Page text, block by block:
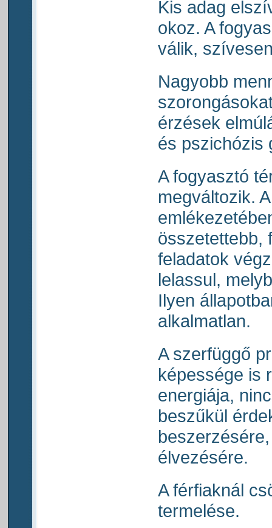
Kis adag
okoz. A
válik,
Nagyobb
érzések
és pszichózis
A fogyasztó
megváltozik.
összetettebb,
feladatok
lelassul,
Ilyen
alkalmatlan.
A szerfüggő
képessége is
energiája,
beszűkül
élvezésére.
A férfiaknál
termelése.